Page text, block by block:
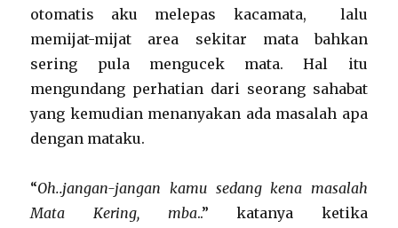
otomatis aku melepas kacamata, lalu
memijat-mijat area sekitar mata bahkan
sering pula mengucek mata. Hal itu
mengundang perhatian dari seorang sahabat
yang kemudian menanyakan ada masalah apa
dengan mataku.
“Oh..jangan-jangan kamu sedang kena masalah
Mata Kering, mba..” katanya ketika